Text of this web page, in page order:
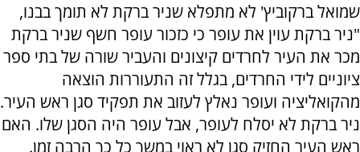
שמואל ברקוביץ' לא מתפלא שניר ברקת לא תומך בבנו,
"ניר ברקת עוין את עופר כי כזכור עופר חשף שניר ברקת
מכר את העיר לחרדים קיצונים והעביר שורה של בתי ספר
ציוניים לידי החרדים, בגלל זה התעוררות הוצאה
מהקואליציה ועופר נאלץ לעזוב את תפקיד סגן ראש העיר.
ניר ברקת לא יסלח לעופר, אבל עופר היה הסגן שלו. האם
ראש העיר החזיק סגן לא ראוי במשך כל כך הרבה זמן.